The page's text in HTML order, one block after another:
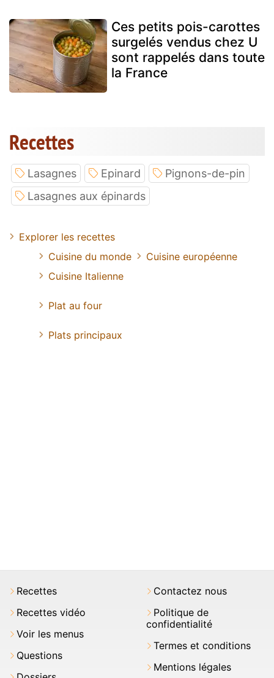
Ces petits pois-carottes
surgelés vendus chez U
sont rappelés dans toute
la France
Recettes
Lasagnes Epinard
Pignons-de-pin
Lasagnes aux épinards
Explorer les recettes
Cuisine du monde
Cuisine européenne
Cuisine Italienne
Plat au four
Plats principaux
Recettes
Recettes vidéo
Voir les menus
Questions
Contactez nous
Politique de
confidentialité
Termes et conditions
Mentions légales